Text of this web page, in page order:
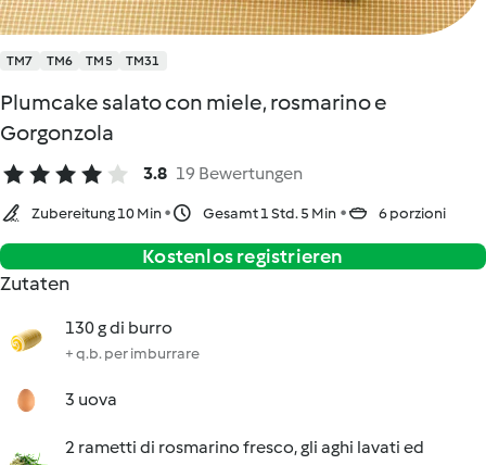
TM7 TM6 TM5 TM31
Plumcake salato con miele, rosmarino e
Gorgonzola
3.8 19 Bewertungen
Zubereitung 10 Min Gesamt 1 Std. 5 Min 6 porzioni
Kostenlos registrieren
Zutaten
130 g di burro
+ q.b. per imburrare
3 uova
2 rametti di rosmarino fresco, gli aghi lavati ed